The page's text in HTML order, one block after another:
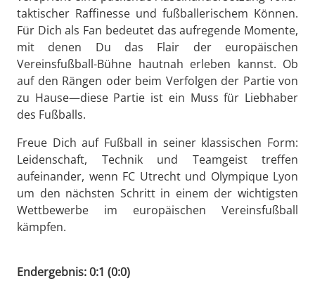
taktischer Raffinesse und fußballerischem Können.
Für Dich als Fan bedeutet das aufregende Momente,
mit denen Du das Flair der europäischen
Vereinsfußball-Bühne hautnah erleben kannst. Ob
auf den Rängen oder beim Verfolgen der Partie von
zu Hause—diese Partie ist ein Muss für Liebhaber
des Fußballs.
Freue Dich auf Fußball in seiner klassischen Form:
Leidenschaft, Technik und Teamgeist treffen
aufeinander, wenn FC Utrecht und Olympique Lyon
um den nächsten Schritt in einem der wichtigsten
Wettbewerbe im europäischen Vereinsfußball
kämpfen.
Endergebnis: 0:1 (0:0)